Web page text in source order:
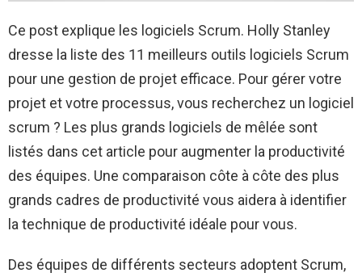
Ce post explique les logiciels Scrum. Holly Stanley
dresse la liste des 11 meilleurs outils logiciels Scrum
pour une gestion de projet efficace. Pour gérer votre
projet et votre processus, vous recherchez un logiciel
scrum ? Les plus grands logiciels de mêlée sont
listés dans cet article pour augmenter la productivité
des équipes. Une comparaison côte à côte des plus
grands cadres de productivité vous aidera à identifier
la technique de productivité idéale pour vous.
Des équipes de différents secteurs adoptent Scrum,